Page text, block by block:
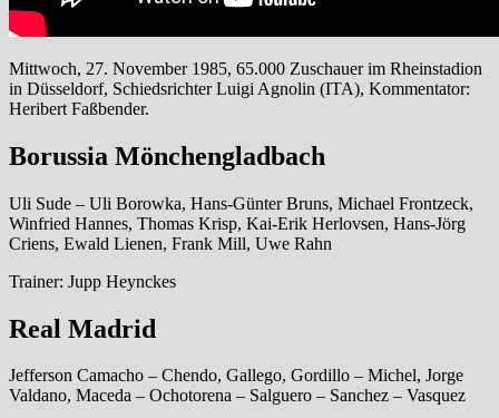
Mittwoch, 27. November 1985, 65.000 Zuschauer im Rheinstadion
in Düsseldorf, Schiedsrichter Luigi Agnolin (ITA), Kommentator:
Heribert Faßbender.
Borussia Mönchengladbach
Uli Sude – Uli Borowka, Hans-Günter Bruns, Michael Frontzeck,
Winfried Hannes, Thomas Krisp, Kai-Erik Herlovsen, Hans-Jörg
Criens, Ewald Lienen, Frank Mill, Uwe Rahn
Trainer: Jupp Heynckes
Real Madrid
Jefferson Camacho – Chendo, Gallego, Gordillo – Michel, Jorge
Valdano, Maceda – Ochotorena – Salguero – Sanchez – Vasquez